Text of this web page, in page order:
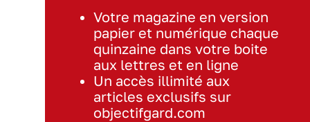
Votre magazine en version
papier et numérique chaque
quinzaine dans votre boite
aux lettres et en ligne
Un accès illimité aux
articles exclusifs sur
objectifgard.com